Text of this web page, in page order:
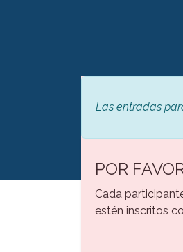
Las entradas
POR
Cada
estén inscritos